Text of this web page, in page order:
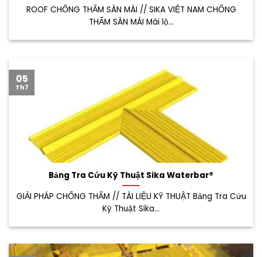
ROOF CHỐNG THẤM SÀN MÁI // SIKA VIỆT NAM CHỐNG
THẤM SÀN MÁI Mái lộ...
Bảng Tra Cứu Kỹ Thuật Sika Waterbar®
GIẢI PHÁP CHỐNG THẤM // TÀI LIỆU KỸ THUẬT Bảng Tra Cứu
Kỹ Thuật Sika...
05
Th7